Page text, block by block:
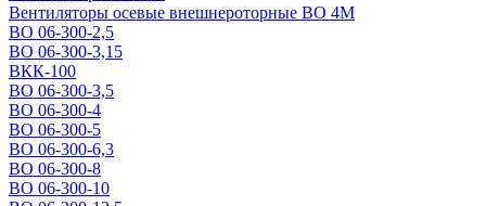
Вентиляторы осевые внешнероторные ВО 4М
ВО 06-300-2,5
ВО 06-300-3,15
ВКК-100
ВО 06-300-3,5
ВО 06-300-4
ВО 06-300-5
ВО 06-300-6,3
ВО 06-300-8
ВО 06-300-10